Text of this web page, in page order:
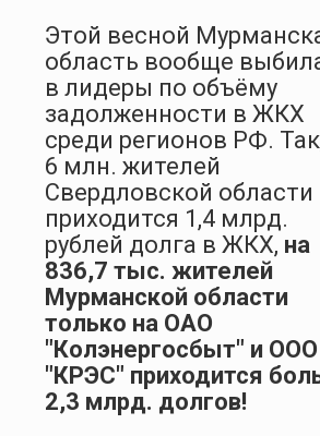
Этой весной
область вообще
в лидеры по объёму
задолженности в ЖКХ
среди регионов РФ.
6 млн. жителей
Свердловской области
приходится 1,4 млрд.
рублей долга в ЖКХ, на
836,7 тыс. жителей
Мурманской области
только на ОАО
"Колэнергосбыт" и ООО
"КРЭС" приходится
2,3 млрд. долгов!